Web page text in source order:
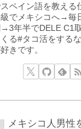
ペイン語を教える
でメキシコへ→毎
年半でDELE C1
る#タコ活をする
きです。
メキシコ人男性